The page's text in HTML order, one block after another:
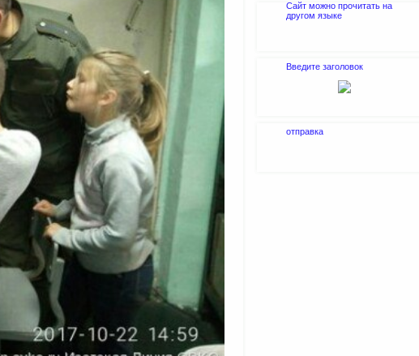
Сайт можно прочитать на
другом языке
Введите заголовок
отправка